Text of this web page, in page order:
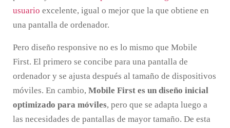
usuario excelente, igual o mejor que la que obtiene en
una pantalla de ordenador.
Pero diseño responsive no es lo mismo que Mobile
First. El primero se concibe para una pantalla de
ordenador y se ajusta después al tamaño de dispositivos
móviles. En cambio, Mobile First es un diseño inicial
optimizado para móviles, pero que se adapta luego a
las necesidades de pantallas de mayor tamaño. De esta